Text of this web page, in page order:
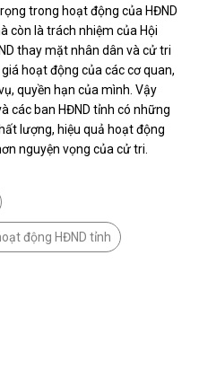
trong hoạt động của HĐND
còn là trách nhiệm của Hội
thay mặt nhân dân và cử tri
hoạt động của các cơ quan,
quyền hạn của mình. Vậy
các ban HĐND tỉnh có những
lượng, hiệu quả hoạt động
nguyện vọng của cử tri.
động HĐND tỉnh